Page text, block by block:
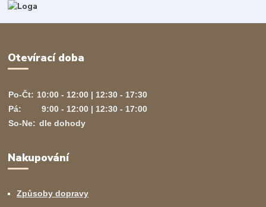
Otevírací doba
Po-Čt: 10:00 - 12:00 | 12:30 - 17:30
Pá:
9:00 - 12:00 | 12:30 - 17:00
So-Ne: dle dohody
Nakupování
Způsoby dopravy